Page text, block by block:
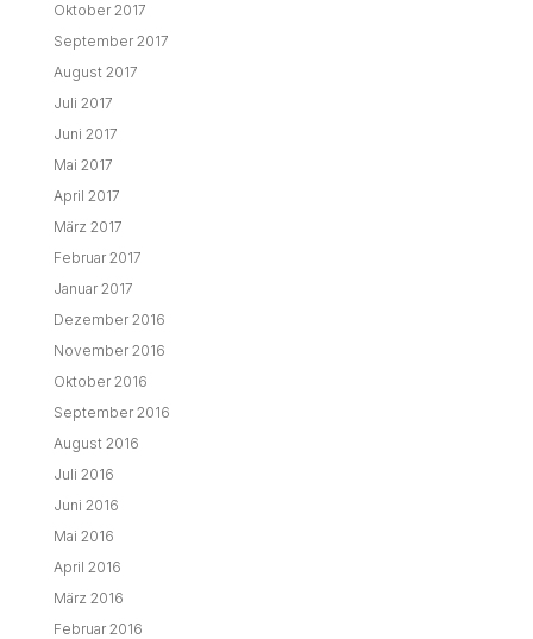
Oktober 2017
September 2017
August 2017
Juli 2017
Juni 2017
Mai 2017
April 2017
März 2017
Februar 2017
Januar 2017
Dezember 2016
November 2016
Oktober 2016
September 2016
August 2016
Juli 2016
Juni 2016
Mai 2016
April 2016
März 2016
Februar 2016